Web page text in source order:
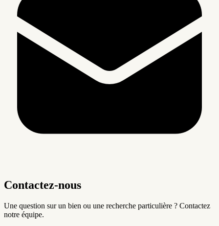
Contactez-nous
Une question sur un bien ou une recherche particulière ? Contactez
notre équipe.